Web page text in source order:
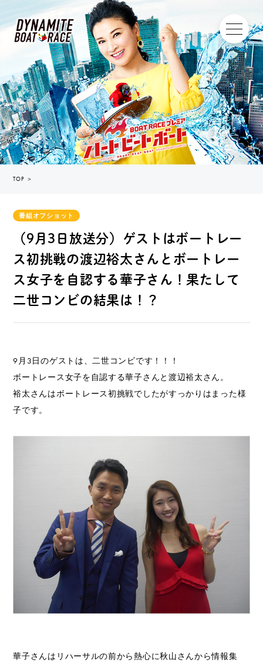
TOP ＞
番組オフショット
（9月3日放送分）ゲストはボートレー
ス初挑戦の渡辺裕太さんとボートレー
ス女子を自認する華子さん！果たして
二世コンビの結果は！？
9月3日のゲストは、二世コンビです！！！
ボートレース女子を自認する華子さんと渡辺裕太さん。
裕太さんはボートレース初挑戦でしたがすっかりはまった様
子です。
華子さんはリハーサルの前から熱心に秋山さんから情報集